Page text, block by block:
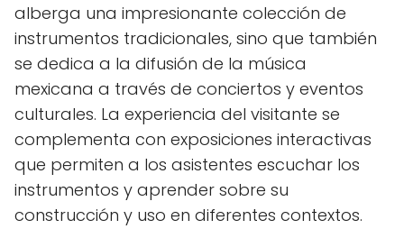
alberga una impresionante colección de
instrumentos tradicionales, sino que también
se dedica a la difusión de la música
mexicana a través de conciertos y eventos
culturales. La experiencia del visitante se
complementa con exposiciones interactivas
que permiten a los asistentes escuchar los
instrumentos y aprender sobre su
construcción y uso en diferentes contextos.